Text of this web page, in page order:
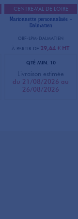
CENTRE-VAL DE LOIRE
Marionnette personnalisée -
Dalmatien
OBF-LPM-DALMATIEN
À PARTIR DE 29,64 € HT
QTÉ MIN. 10
Livraison estimée
du 21/08/2026 au
26/08/2026